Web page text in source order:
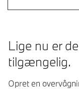
Lige nu er
tilgængelig.
Opret en